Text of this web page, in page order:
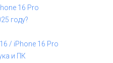
16 Pro
году?
/ iPhone 16 Pro
и ПК